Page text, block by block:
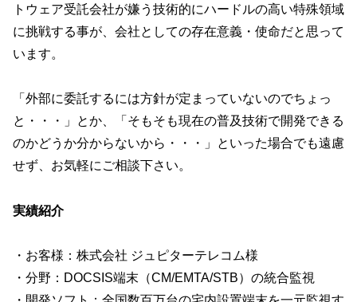
トウェア受託会社が嫌う技術的にハードルの高い特殊領域
に挑戦する事が、会社としての存在意義・使命だと思って
います。
「外部に委託するには方針が定まっていないのでちょっ
と・・・」とか、「そもそも現在の普及技術で開発できる
のかどうか分からないから・・・」といった場合でも遠慮
せず、お気軽にご相談下さい。
実績紹介
・お客様：株式会社 ジュピターテレコム様
・分野：DOCSIS端末（CM/EMTA/STB）の統合監視